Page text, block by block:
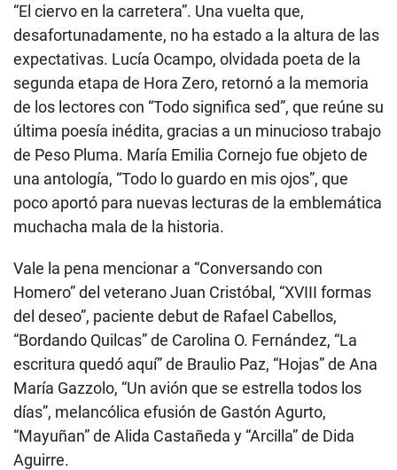
“El ciervo en la carretera”. Una vuelta que,
desafortunadamente, no ha estado a la altura de las
expectativas. Lucía Ocampo, olvidada poeta de la
segunda etapa de Hora Zero, retornó a la memoria
de los lectores con “Todo significa sed”, que reúne su
última poesía inédita, gracias a un minucioso trabajo
de Peso Pluma. María Emilia Cornejo fue objeto de
una antología, “Todo lo guardo en mis ojos”, que
poco aportó para nuevas lecturas de la emblemática
muchacha mala de la historia.
Vale la pena mencionar a “Conversando con
Homero” del veterano Juan Cristóbal, “XVIII formas
del deseo”, paciente debut de Rafael Cabellos,
“Bordando Quilcas” de Carolina O. Fernández, “La
escritura quedó aquí” de Braulio Paz, “Hojas” de Ana
María Gazzolo, “Un avión que se estrella todos los
días”, melancólica efusión de Gastón Agurto,
“Mayuñan” de Alida Castañeda y “Arcilla” de Dida
Aguirre.